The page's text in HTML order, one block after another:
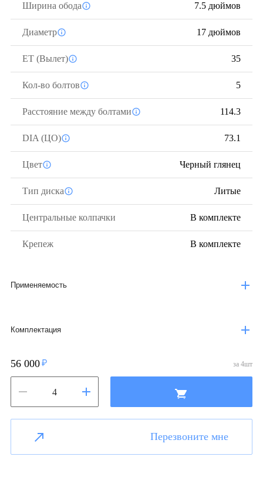
Ширина обода 7.5 дюймов
Диаметр 17 дюймов
ЕТ (Вылет) 35
Кол-во болтов 5
Расстояние между болтами 114.3
DIA (ЦО) 73.1
Цвет Черный глянец
Тип диска Литые
Центральные колпачки В комплекте
Крепеж В комплекте
Применяемость
Комплектация
56 000 за 4шт
Перезвоните мне